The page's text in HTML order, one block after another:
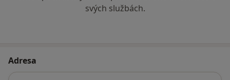
svých službách.
Adresa